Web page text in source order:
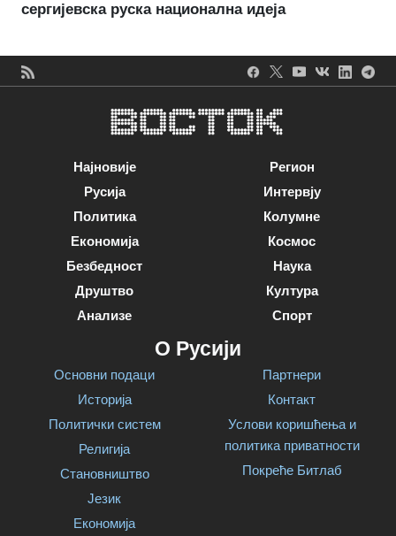
сергијевска руска национална идеја
Најновије
Русија
Политика
Економија
Безбедност
Друштво
Анализе
Регион
Интервју
Колумне
Космос
Наука
Култура
Спорт
О Русији
Основни подаци
Историја
Политички систем
Религија
Становништво
Језик
Економија
Партнери
Контакт
Услови коришћења и
политика приватности
Покреће Битлаб